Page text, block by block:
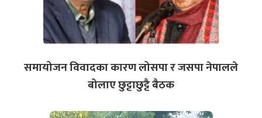
समायोजन विवादका कारण लोसपा र जसपा नेपालले
बोलाए छुट्टाछुट्टै बैठक